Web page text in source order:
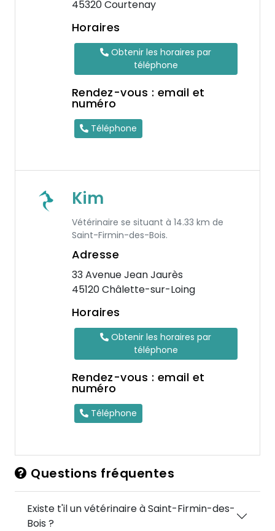
45320 Courtenay
Horaires
Obtenir les horaires par
téléphone
Rendez-vous : email et
numéro
Téléphone
Kim
Vétérinaire se situant à 14.33 km de
Saint-Firmin-des-Bois.
Adresse
33 Avenue Jean Jaurès
45120 Châlette-sur-Loing
Horaires
Obtenir les horaires par
téléphone
Rendez-vous : email et
numéro
Téléphone
Questions fréquentes
Existe t'il un vétérinaire à Saint-Firmin-des-
Bois ?